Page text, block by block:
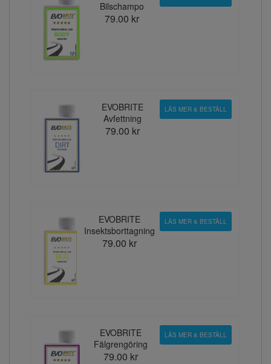
Bilschampo
79.00 kr
EVOBRITE
Avfettning
79.00 kr
LÄS MER & BESTÄLL
EVOBRITE
Insektsborttagning
79.00 kr
LÄS MER & BESTÄLL
EVOBRITE
Fälgrengöring
79.00 kr
LÄS MER & BESTÄLL